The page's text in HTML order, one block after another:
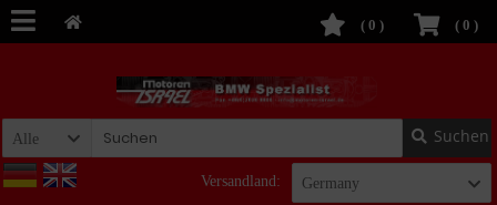
( 0 )
( 0 )
Alle Suchen
Versandland: Germany